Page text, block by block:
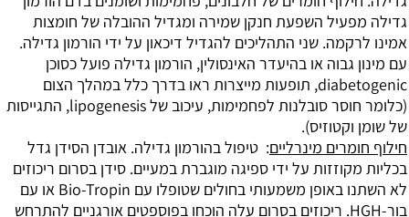
השפעת חנקן שמירה ומגדילההובלה של חומצות
שני התהליכים להגדילדיכאון על ידי הורמון גדילה.
או בהיעדר האינסולין, הורמון גדילה פועל כסוכן
תופעות מייצרות ראו בדרך כלל במהלך הצום
סובלנות
לפחמימות, עיכוב של lipogenesis, התגייסות
מינרליים: טיפול בהורמון גדילה. אובדן הסידן גדל
על ידי ספיגה מוגברת במעיים. סידן בסרוםריכוזים
משמעותי בחולים שטופלו
עם Bio-Tropin או עם
הוכחו בפוספטים אורגניים להתרחש